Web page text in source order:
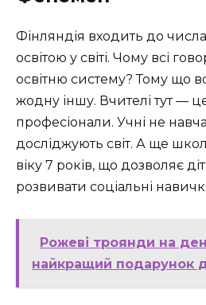
Фінляндія входить до
освітою у світі. Чому всі
освітню систему? Тому що
жодну іншу. Вчителі тут —
професіонали. Учні не
досліджують світ. А ще
віку 7 років, що дозволяє
розвивати соціальні
Рожеві троянди на
найкращий подарунок